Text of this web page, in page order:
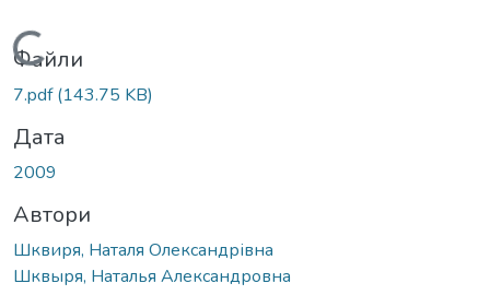
Вантажиться...
Файли
7.pdf(143.75 KB)
Дата
2009
Автори
Шквиря, Наталя Олександрівна
Шквыря, Наталья Александровна